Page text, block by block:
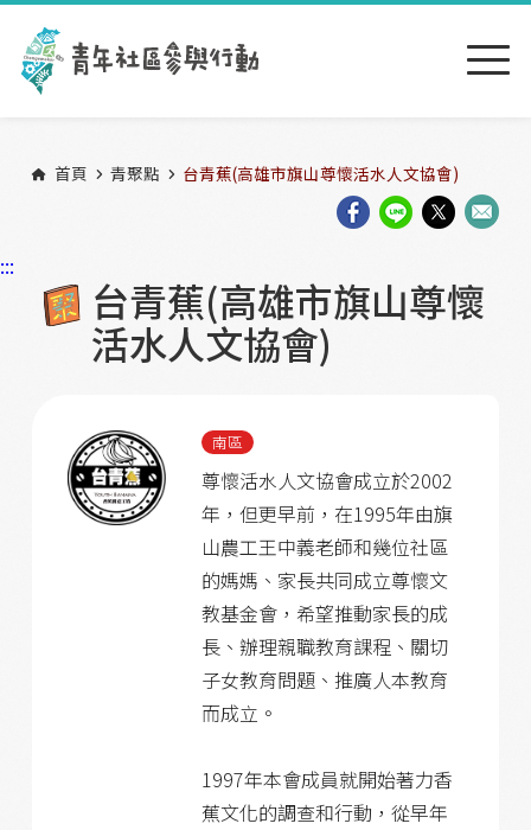
跳到主要內容區塊
首頁 青聚點 台青蕉(高雄市旗山尊懷活水人文協會)
:::
台青蕉(高雄市旗山尊懷
活水人文協會)
南區
尊懷活水人文協會成立於2002
年，但更早前，在1995年由旗
山農工王中義老師和幾位社區
的媽媽、家長共同成立尊懷文
教基金會，希望推動家長的成
長、辦理親職教育課程、關切
子女教育問題、推廣人本教育
而成立。
1997年本會成員就開始著力香
蕉文化的調查和行動，從早年